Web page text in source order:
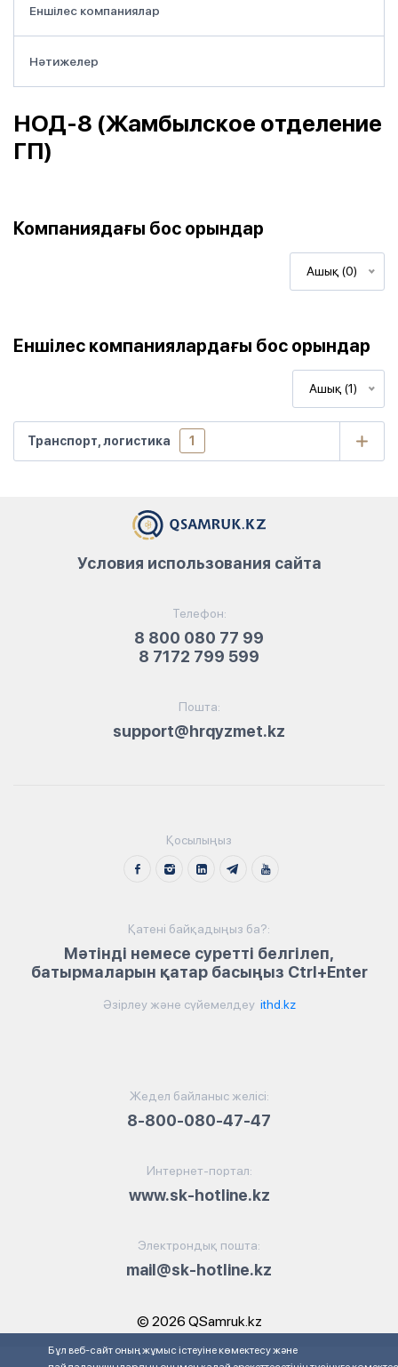
Еншілес компаниялар
Нәтижелер
НОД-8 (Жамбылское отделение
ГП)
Компаниядағы бос орындар
Ашық (0)
Еншілес компаниялардағы бос орындар
Ашық (1)
Транспорт, логистика 1
Телефон:
8 800 080 77 99
8 7172 799 599
Пошта:
support@hrqyzmet.kz
Условия использования сайта
Қосылыңыз
Қатені байқадыңыз ба?:
Мәтінді немесе суретті белгілеп,
батырмаларын қатар басыңыз Ctrl+Enter
Әзірлеу және сүйемелдеу ithd.kz
Жедел байланыс желісі:
8-800-080-47-47
Интернет-портал:
www.sk-hotline.kz
Электрондық пошта:
mail@sk-hotline.kz
© 2026 QSamruk.kz
Бұл веб-сайт оның жұмыс істеуіне көмектесу және